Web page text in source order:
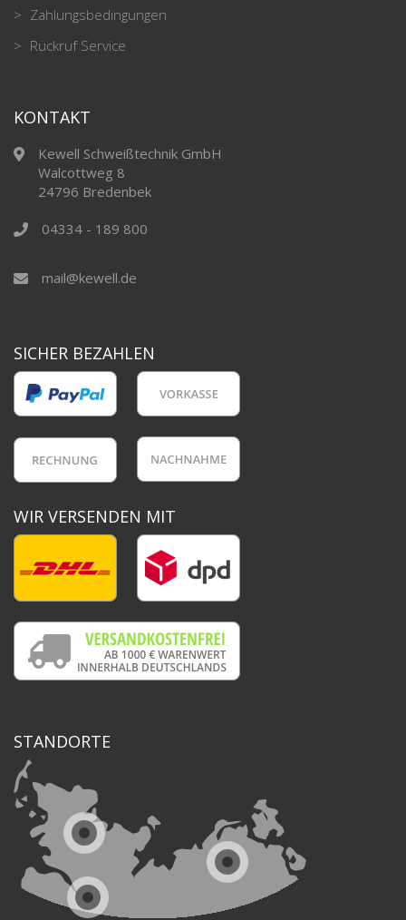
Zahlungsbedingungen
Rückruf Service
KONTAKT
Kewell Schweißtechnik GmbH
Walcottweg 8
24796 Bredenbek
04334 - 189 800
mail@kewell.de
SICHER BEZAHLEN
WIR VERSENDEN MIT
STANDORTE